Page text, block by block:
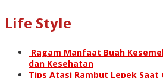
Life Style
Ragam Manfaat Buah
dan Kesehatan
Tips Atasi Rambut Lepek Saat